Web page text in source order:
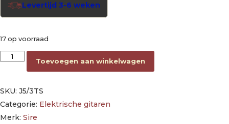
Levertijd 3-6 weken
17 op voorraad
mahogany electric guitar J-style, 3 tone sunburst aantal
Toevoegen aan winkelwagen
SKU: J5/3TS
Categorie: Elektrische gitaren
Merk: Sire